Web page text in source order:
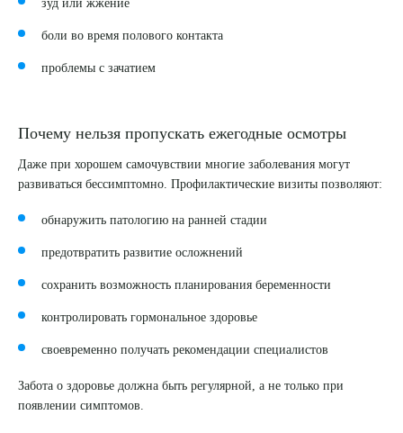
боли во время полового контакта
проблемы с зачатием
Почему нельзя пропускать ежегодные осмотры
Даже при хорошем самочувствии многие заболевания могут
развиваться бессимптомно. Профилактические визиты позволяют:
обнаружить патологию на ранней стадии
предотвратить развитие осложнений
сохранить возможность планирования беременности
контролировать гормональное здоровье
своевременно получать рекомендации специалистов
Забота о здоровье должна быть регулярной, а не только при
появлении симптомов.
ОТПРАВИТЬ
Я даю согласие наобработку персональных данных
Выберите сопутствующую услугу